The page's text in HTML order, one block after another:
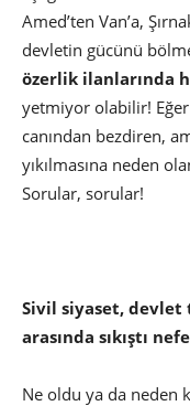
Amed’ten Van’a,
devletin gücünü
özerlik ilanlarında
yetmiyor olabilir!
canından bezdiren,
yıkılmasına neden
Sorular, sorular!
Sivil siyaset, devlet
arasında sıkıştı
Ne oldu ya da neden